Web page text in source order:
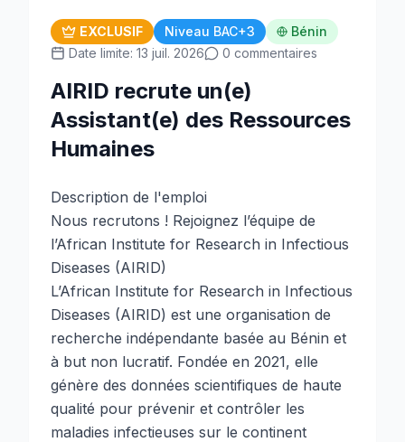
EXCLUSIF Niveau BAC+3
Bénin
Date limite: 13 juil. 2026
0 commentaires
AIRID recrute un(e)
Assistant(e) des Ressources
Humaines
Description de l'emploi
Nous recrutons ! Rejoignez l’équipe de
l’African Institute for Research in Infectious
Diseases (AIRID)
L’African Institute for Research in Infectious
Diseases (AIRID) est une organisation de
recherche indépendante basée au Bénin et
à but non lucratif. Fondée en 2021, elle
génère des données scientifiques de haute
qualité pour prévenir et contrôler les
maladies infectieuses sur le continent